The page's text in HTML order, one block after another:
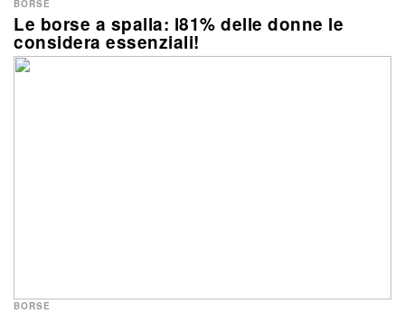
Le borse a spalla: l81% delle donne le
considera essenziali!
BORSE
BORSE